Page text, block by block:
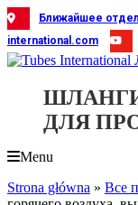
Skip
to
content
Ближайшее
international.com
ДЛЯ
Menu
Strona główna » Все